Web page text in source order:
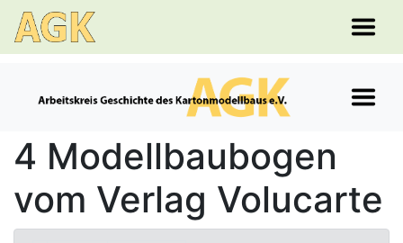
4 Modellbaubogen
vom Verlag Volucarte